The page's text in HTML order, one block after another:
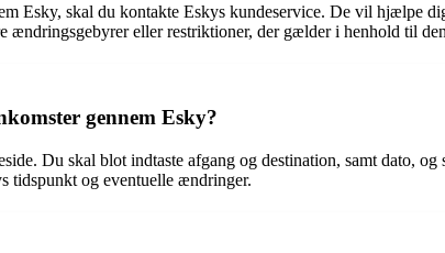
Esky, skal du kontakte Eskys kundeservice. De vil hjælpe
eller restriktioner, der gælder i henhold til
gennem Esky?
Du skal blot indtaste afgang og destination, samt dato,
tidspunkt og eventuelle ændringer.